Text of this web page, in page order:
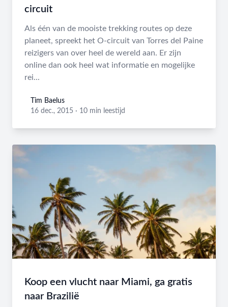
circuit
Als één van de mooiste trekking routes op deze
planeet, spreekt het O-circuit van Torres del Paine
reizigers van over heel de wereld aan. Er zijn
online dan ook heel wat informatie en mogelijke
rei...
Tim Baelus
Tim Baelus
16 dec., 2015 · 10 min leestijd
Koop een vlucht naar Miami, ga gratis
naar Brazilië